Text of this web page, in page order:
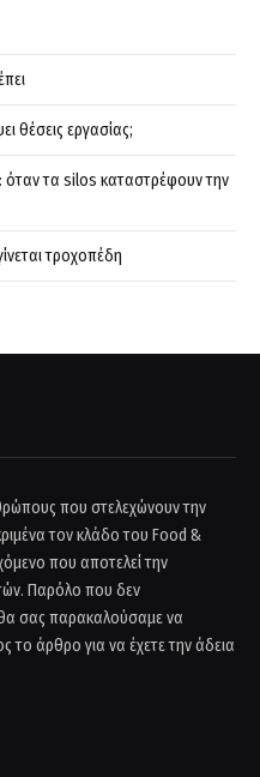
θέσεις εργασίας;
τα silos καταστρέφουν την
τροχοπέδη
που στελεχώνουν την
τον κλάδο του Food &
που αποτελεί την
Παρόλο που δεν
σας παρακαλούσαμε να
το άρθρο για να έχετε την άδεια